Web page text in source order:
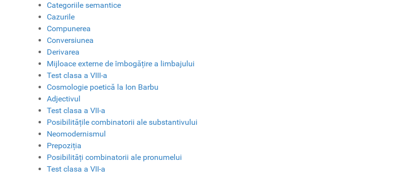
Categoriile semantice
Cazurile
Compunerea
Conversiunea
Derivarea
Mijloace externe de îmbogățire a limbajului
Test clasa a VIII-a
Cosmologie poetică la Ion Barbu
Adjectivul
Test clasa a VII-a
Posibilitățile combinatorii ale substantivului
Neomodernismul
Prepoziția
Posibilități combinatorii ale pronumelui
Test clasa a VII-a